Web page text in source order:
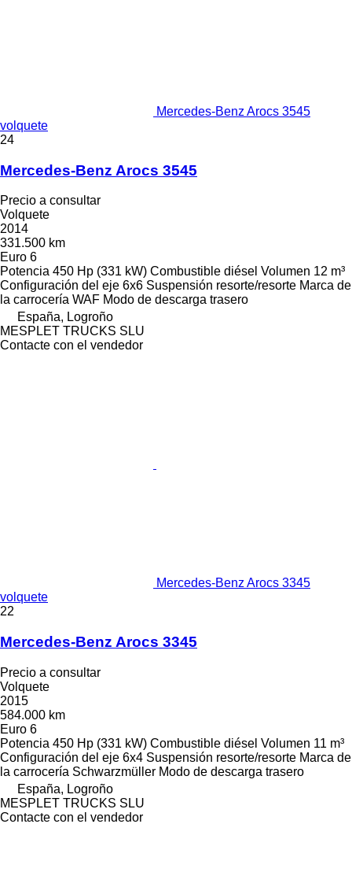
Mercedes-Benz Arocs 3545
volquete
24
Mercedes-Benz Arocs 3545
Precio a consultar
Volquete
2014
331.500 km
Euro 6
Potencia 450 Hp (331 kW) Combustible diésel Volumen 12 m³
Configuración del eje 6x6 Suspensión resorte/resorte Marca de
la carrocería WAF Modo de descarga trasero
España, Logroño
MESPLET TRUCKS SLU
Contacte con el vendedor
Mercedes-Benz Arocs 3345
volquete
22
Mercedes-Benz Arocs 3345
Precio a consultar
Volquete
2015
584.000 km
Euro 6
Potencia 450 Hp (331 kW) Combustible diésel Volumen 11 m³
Configuración del eje 6x4 Suspensión resorte/resorte Marca de
la carrocería Schwarzmüller Modo de descarga trasero
España, Logroño
MESPLET TRUCKS SLU
Contacte con el vendedor